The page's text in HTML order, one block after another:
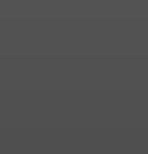
связи